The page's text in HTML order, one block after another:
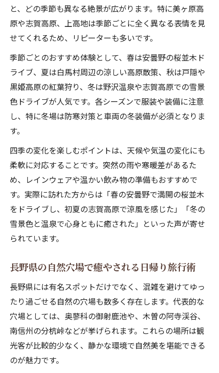
と、どの季節も異なる絶景が広がります。特に美ヶ原高
原や志賀高原、上高地は季節ごとに全く異なる表情を見
せてくれるため、リピーターも多いです。
季節ごとのおすすめ体験として、春は安曇野の桜並木ド
ライブ、夏は白馬村周辺の涼しい高原散策、秋は戸隠や
黒姫高原の紅葉狩り、冬は野沢温泉や志賀高原での雪景
色ドライブが人気です。各シーズンで服装や装備に注意
し、特に冬場は防寒対策と車両の冬装備が必須となりま
す。
四季の変化を楽しむポイントは、天候や気温の変化にも
柔軟に対応することです。突然の雨や寒暖差があるた
め、レインウェアや温かい飲み物の準備もおすすめで
す。実際に訪れた方からは「春の安曇野で満開の桜並木
をドライブし、初夏の志賀高原で涼風を感じた」「冬の
雪景色と温泉で心身ともに癒された」といった声が寄せ
られています。
長野県の自然穴場で癒やされる日帰り旅行術
長野県には有名スポットだけでなく、混雑を避けてゆっ
たり過ごせる自然の穴場も数多く存在します。代表的な
穴場としては、奥蓼科の御射鹿池や、木曽の阿寺渓谷、
南信州の分杭峠などが挙げられます。これらの場所は観
光客が比較的少なく、静かな環境で自然美を堪能できる
のが魅力です。